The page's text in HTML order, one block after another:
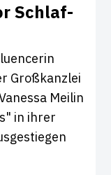
Schlaf­
Großkanzlei
Meilin
in ihrer